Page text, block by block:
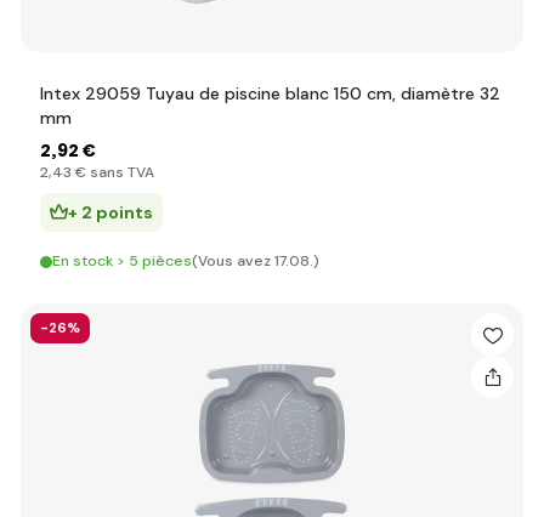
Intex 29059 Tuyau de piscine blanc 150 cm, diamètre 32
mm
2,92 €
2,43 € sans TVA
+ 2 points
En stock > 5 pièces(Vous avez 17.08.)
-26%